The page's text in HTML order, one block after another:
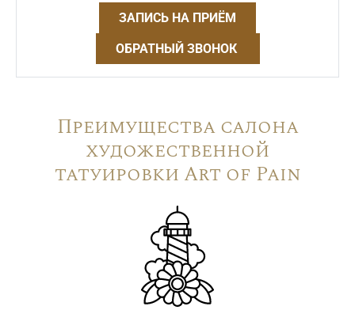
ЗАПИСЬ НА ПРИЁМ
ОБРАТНЫЙ ЗВОНОК
Преимущества салона
художественной
татуировки Art of Pain